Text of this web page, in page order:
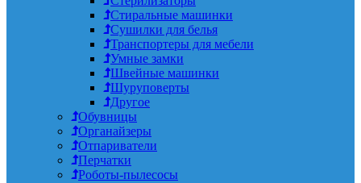
Стиральные машинки
Сушилки для белья
Транспортеры для мебели
Умные замки
Швейные машинки
Шуруповерты
Другое
Обувницы
Органайзеры
Отпариватели
Перчатки
Роботы-пылесосы